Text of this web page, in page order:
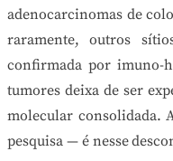
adenocarcinomas de
raramente, outros
confirmada por imuno-
tumores deixa de ser
molecular consolidada.
pesquisa — é nesse